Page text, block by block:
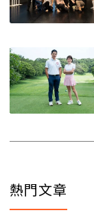
熱門文章